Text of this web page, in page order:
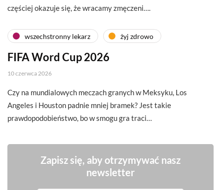
częściej okazuje się, że wracamy zmęczeni….
wszechstronny lekarz żyj zdrowo
FIFA Word Cup 2026
10 czerwca 2026
Czy na mundialowych meczach granych w Meksyku, Los
Angeles i Houston padnie mniej bramek? Jest takie
prawdopodobieństwo, bo w smogu gra traci…
Zapisz się, aby otrzymywać nasz
newsletter